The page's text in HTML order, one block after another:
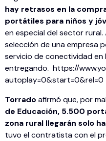
hay retrasos en la
portátiles para niños y
en especial del sector
selección de una empresa
servicio de conectividad
entregando. https://
autoplay=0&start=0&rel=0
Torradoafirmó que, por
de Educación, 5.500
zona rural llegarán solo
tuvo el contratista con el